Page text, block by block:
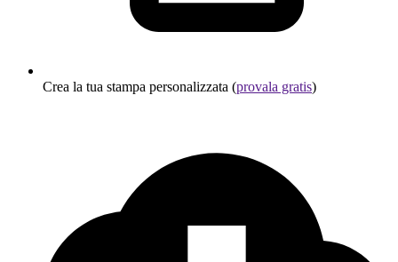
Crea la tua stampa personalizzata (provala gratis)